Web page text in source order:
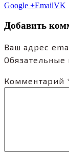
Google +EmailVK
Добавить
Ваш адрес
Комментарий